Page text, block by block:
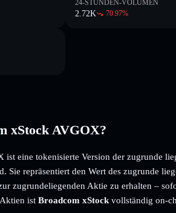
24-STUNDEN-VOLUMEN
2.72K 70.97%
xStock AVGOX?
ist eine tokenisierte Version der zugrunde
Sie repräsentiert den Wert des zugrunde
zugrundeliegenden Aktie zu erhalten –
Aktien ist Broadcom xStock vollständig on-